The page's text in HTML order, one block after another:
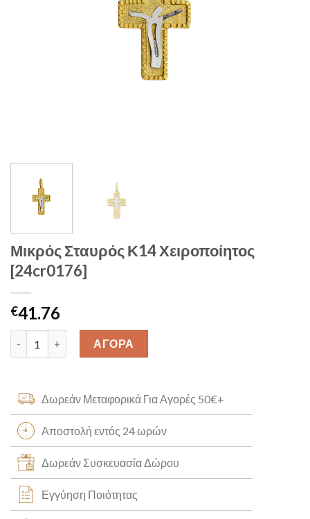
Μικρός Σταυρός Κ14 Χειροποίητος
[24cr0176]
€41.76
Μικρός Σταυρός Κ14 Χειροποίητος [24cr0176] quantity
ΑΓΟΡΑ
Δωρεάν Μεταφορικά Για Αγορές 50€+
Αποστολή εντός 24 ωρών
Δωρεάν Συσκευασία Δώρου
Εγγύηση Ποιότητας